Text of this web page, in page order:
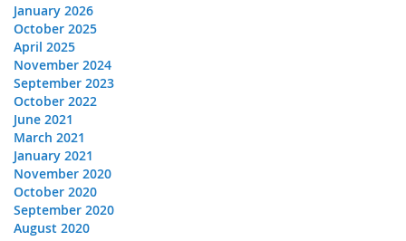
January 2026
October 2025
April 2025
November 2024
September 2023
October 2022
June 2021
March 2021
January 2021
November 2020
October 2020
September 2020
August 2020